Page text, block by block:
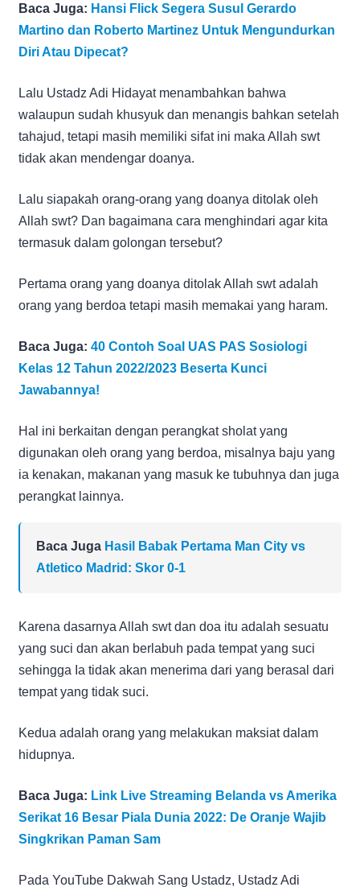
Baca Juga: Hansi Flick Segera Susul Gerardo
Martino dan Roberto Martinez Untuk Mengundurkan
Diri Atau Dipecat?
Lalu Ustadz Adi Hidayat menambahkan bahwa
walaupun sudah khusyuk dan menangis bahkan setelah
tahajud, tetapi masih memiliki sifat ini maka Allah swt
tidak akan mendengar doanya.
Lalu siapakah orang-orang yang doanya ditolak oleh
Allah swt? Dan bagaimana cara menghindari agar kita
termasuk dalam golongan tersebut?
Pertama orang yang doanya ditolak Allah swt adalah
orang yang berdoa tetapi masih memakai yang haram.
Baca Juga: 40 Contoh Soal UAS PAS Sosiologi
Kelas 12 Tahun 2022/2023 Beserta Kunci
Jawabannya!
Hal ini berkaitan dengan perangkat sholat yang
digunakan oleh orang yang berdoa, misalnya baju yang
ia kenakan, makanan yang masuk ke tubuhnya dan juga
perangkat lainnya.
Baca Juga Hasil Babak Pertama Man City vs
Atletico Madrid: Skor 0-1
Karena dasarnya Allah swt dan doa itu adalah sesuatu
yang suci dan akan berlabuh pada tempat yang suci
sehingga Ia tidak akan menerima dari yang berasal dari
tempat yang tidak suci.
Kedua adalah orang yang melakukan maksiat dalam
hidupnya.
Baca Juga: Link Live Streaming Belanda vs Amerika
Serikat 16 Besar Piala Dunia 2022: De Oranje Wajib
Singkrikan Paman Sam
Pada YouTube Dakwah Sang Ustadz, Ustadz Adi